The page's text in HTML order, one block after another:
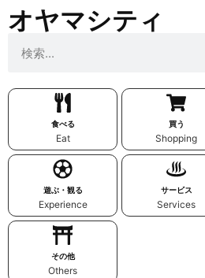
オヤマシティ
食べる
Eat
買う
Shopping
遊ぶ・観る
Experience
サービス
Services
その他
Others